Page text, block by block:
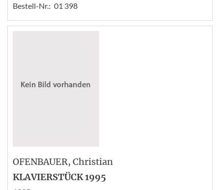
Bestell-Nr.: 01 398
OFENBAUER, Christian
KLAVIERSTÜCK 1995